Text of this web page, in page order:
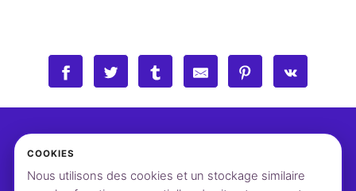
©2026 vatcalcul.com Contact
Paramètres cookies
COOKIES
Nous utilisons des cookies et un stockage similaire